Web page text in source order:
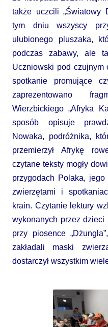
także uczcili „Światowy
tym dniu wszyscy
ulubionego pluszaka,
podczas zabawy, ale
Uczniowski pod czujnym
spotkanie promujące
zaprezentowano
Wierzbickiego „Afryka
sposób opisuje
Nowaka, podróżnika,
przemierzył Afrykę
czytane teksty mogły
przygodach Polaka,
zwierzętami i
krain. Czytanie lektury
wykonanych przez
przy piosence
zakładali maski
dostarczył wszystkim